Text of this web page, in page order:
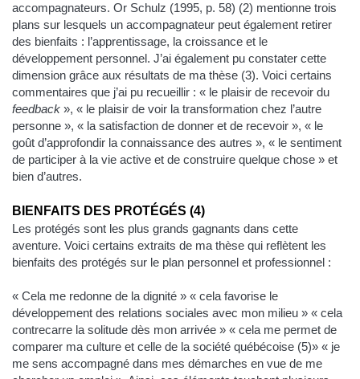
accompagnateurs. Or Schulz (1995, p. 58) (2) mentionne trois
plans sur lesquels un accompagnateur peut également retirer
des bienfaits : l’apprentissage, la croissance et le
développement personnel. J’ai également pu constater cette
dimension grâce aux résultats de ma thèse (3). Voici certains
commentaires que j’ai pu recueillir : « le plaisir de recevoir du
feedback », « le plaisir de voir la transformation chez l’autre
personne », « la satisfaction de donner et de recevoir », « le
goût d’approfondir la connaissance des autres », « le sentiment
de participer à la vie active et de construire quelque chose » et
bien d’autres.
BIENFAITS DES PROTÉGÉS (4)
Les protégés sont les plus grands gagnants dans cette
aventure. Voici certains extraits de ma thèse qui reflètent les
bienfaits des protégés sur le plan personnel et professionnel :
« Cela me redonne de la dignité » « cela favorise le
développement des relations sociales avec mon milieu » « cela
contrecarre la solitude dès mon arrivée » « cela me permet de
comparer ma culture et celle de la société québécoise (5)» « je
me sens accompagné dans mes démarches en vue de me